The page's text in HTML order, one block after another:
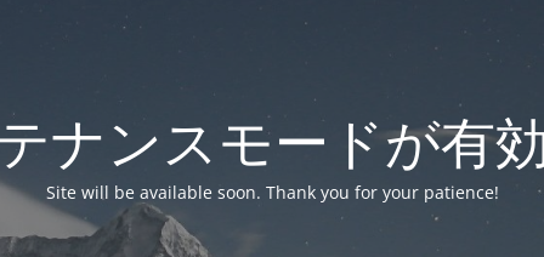
ナンスモードが有
Site will be available soon. Thank you for your patience!